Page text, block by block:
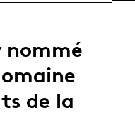
nommé
de la